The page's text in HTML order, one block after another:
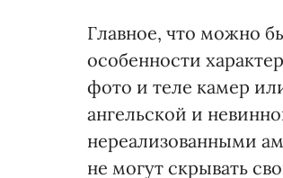
Главное, что можно
особенности
фото и теле камер
ангельской и
нереализованными
не могут скрывать